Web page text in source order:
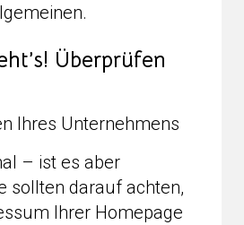
Überprüfen
Ihres Unternehmens
– ist es aber
sollten darauf achten,
Ihrer Homepage